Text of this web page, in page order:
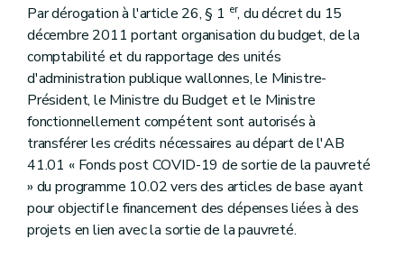
Par dérogation à l'article 26, § 1 er, du décret du 15
décembre 2011 portant organisation du budget, de la
comptabilité et du rapportage des unités
d'administration publique wallonnes, le Ministre-
Président, le Ministre du Budget et le Ministre
fonctionnellement compétent sont autorisés à
transférer les crédits nécessaires au départ de l'AB
41.01 « Fonds post COVID-19 de sortie de la pauvreté
» du programme 10.02 vers des articles de base ayant
pour objectif le financement des dépenses liées à des
projets en lien avec la sortie de la pauvreté.